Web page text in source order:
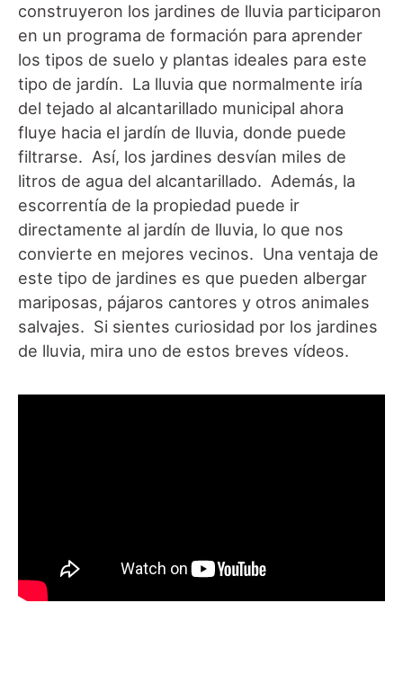
construyeron los jardines de lluvia participaron
en un programa de formación para aprender
los tipos de suelo y plantas ideales para este
tipo de jardín. La lluvia que normalmente iría
del tejado al alcantarillado municipal ahora
fluye hacia el jardín de lluvia, donde puede
filtrarse. Así, los jardines desvían miles de
litros de agua del alcantarillado. Además, la
escorrentía de la propiedad puede ir
directamente al jardín de lluvia, lo que nos
convierte en mejores vecinos. Una ventaja de
este tipo de jardines es que pueden albergar
mariposas, pájaros cantores y otros animales
salvajes. Si sientes curiosidad por los jardines
de lluvia, mira uno de estos breves vídeos.